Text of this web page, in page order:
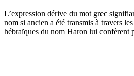
L’expression dérive du mot grec
nom si ancien a été transmis à travers
hébraïques du nom Haron lui confèrent